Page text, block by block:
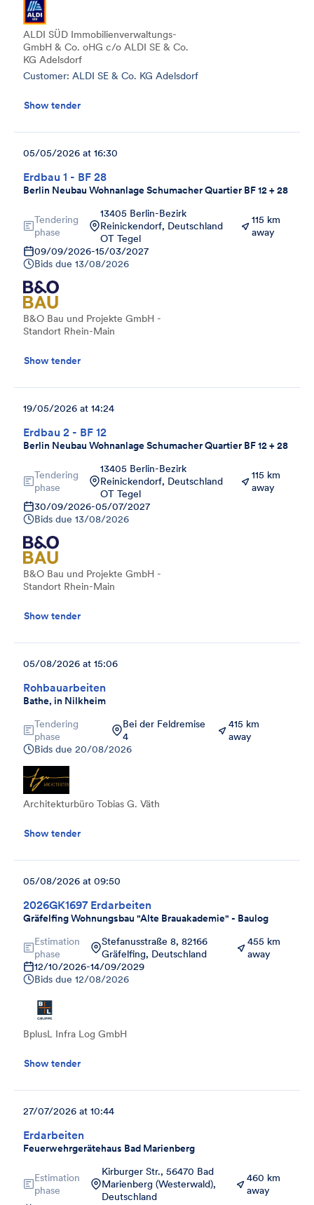
ALDI SÜD Immobilienverwaltungs-
GmbH & Co. oHG c/o ALDI SE & Co.
KG Adelsdorf
Customer: ALDI SE & Co. KG Adelsdorf
Show tender
Erdbau 1 - BF 28
Berlin Neubau Wohnanlage Schumacher Quartier BF 12 + 28
05/05/2026 at 16:30
Tendering
phase
13405 Berlin-Bezirk
Reinickendorf, Deutschland
OT Tegel
115 km
away
09/09/2026-15/03/2027
Bids due 13/08/2026
B&O Bau und Projekte GmbH -
Standort Rhein-Main
Show tender
Erdbau 2 - BF 12
Berlin Neubau Wohnanlage Schumacher Quartier BF 12 + 28
19/05/2026 at 14:24
Tendering
phase
13405 Berlin-Bezirk
Reinickendorf, Deutschland
OT Tegel
115 km
away
30/09/2026-05/07/2027
Bids due 13/08/2026
B&O Bau und Projekte GmbH -
Standort Rhein-Main
Show tender
Rohbauarbeiten
Bathe, in Nilkheim
05/08/2026 at 15:06
Tendering
phase
Bei der Feldremise
4
415 km
away
Bids due 20/08/2026
Architekturbüro Tobias G. Väth
Show tender
2026GK1697 Erdarbeiten
Gräfelfing Wohnungsbau "Alte Brauakademie" - Baulog
05/08/2026 at 09:50
Estimation
phase
Stefanusstraße 8, 82166
Gräfelfing, Deutschland
455 km
away
12/10/2026-14/09/2029
Bids due 12/08/2026
BplusL Infra Log GmbH
Show tender
Erdarbeiten
Feuerwehrgerätehaus Bad Marienberg
27/07/2026 at 10:44
Estimation
phase
Kirburger Str., 56470 Bad
Marienberg (Westerwald),
Deutschland
460 km
away